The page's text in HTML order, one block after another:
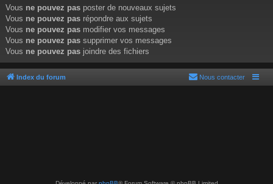
Vous ne pouvez pas poster de nouveaux sujets
Vous ne pouvez pas répondre aux sujets
Vous ne pouvez pas modifier vos messages
Vous ne pouvez pas supprimer vos messages
Vous ne pouvez pas joindre des fichiers
Index du forum Nous contacter